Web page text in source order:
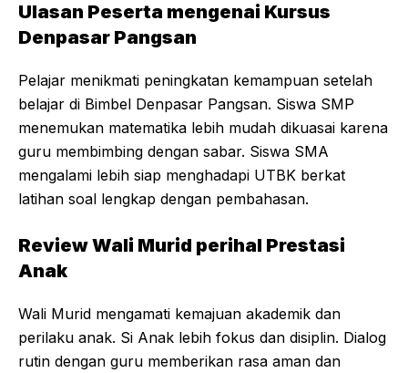
Ulasan Peserta mengenai Kursus
Denpasar Pangsan
Pelajar menikmati peningkatan kemampuan setelah
belajar di Bimbel Denpasar Pangsan. Siswa SMP
menemukan matematika lebih mudah dikuasai karena
guru membimbing dengan sabar. Siswa SMA
mengalami lebih siap menghadapi UTBK berkat
latihan soal lengkap dengan pembahasan.
Review Wali Murid perihal Prestasi
Anak
Wali Murid mengamati kemajuan akademik dan
perilaku anak. Si Anak lebih fokus dan disiplin. Dialog
rutin dengan guru memberikan rasa aman dan